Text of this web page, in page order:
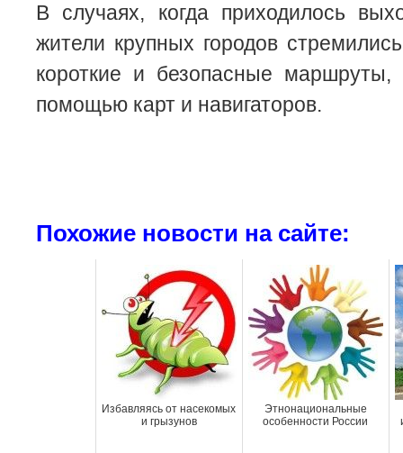
В случаях, когда приходилось
жители крупных городов
короткие и безопасные
помощью карт и навигаторов.
Похожие новости на сайте:
Избавляясь от насекомых
и грызунов
Этнонациональные
особенности России